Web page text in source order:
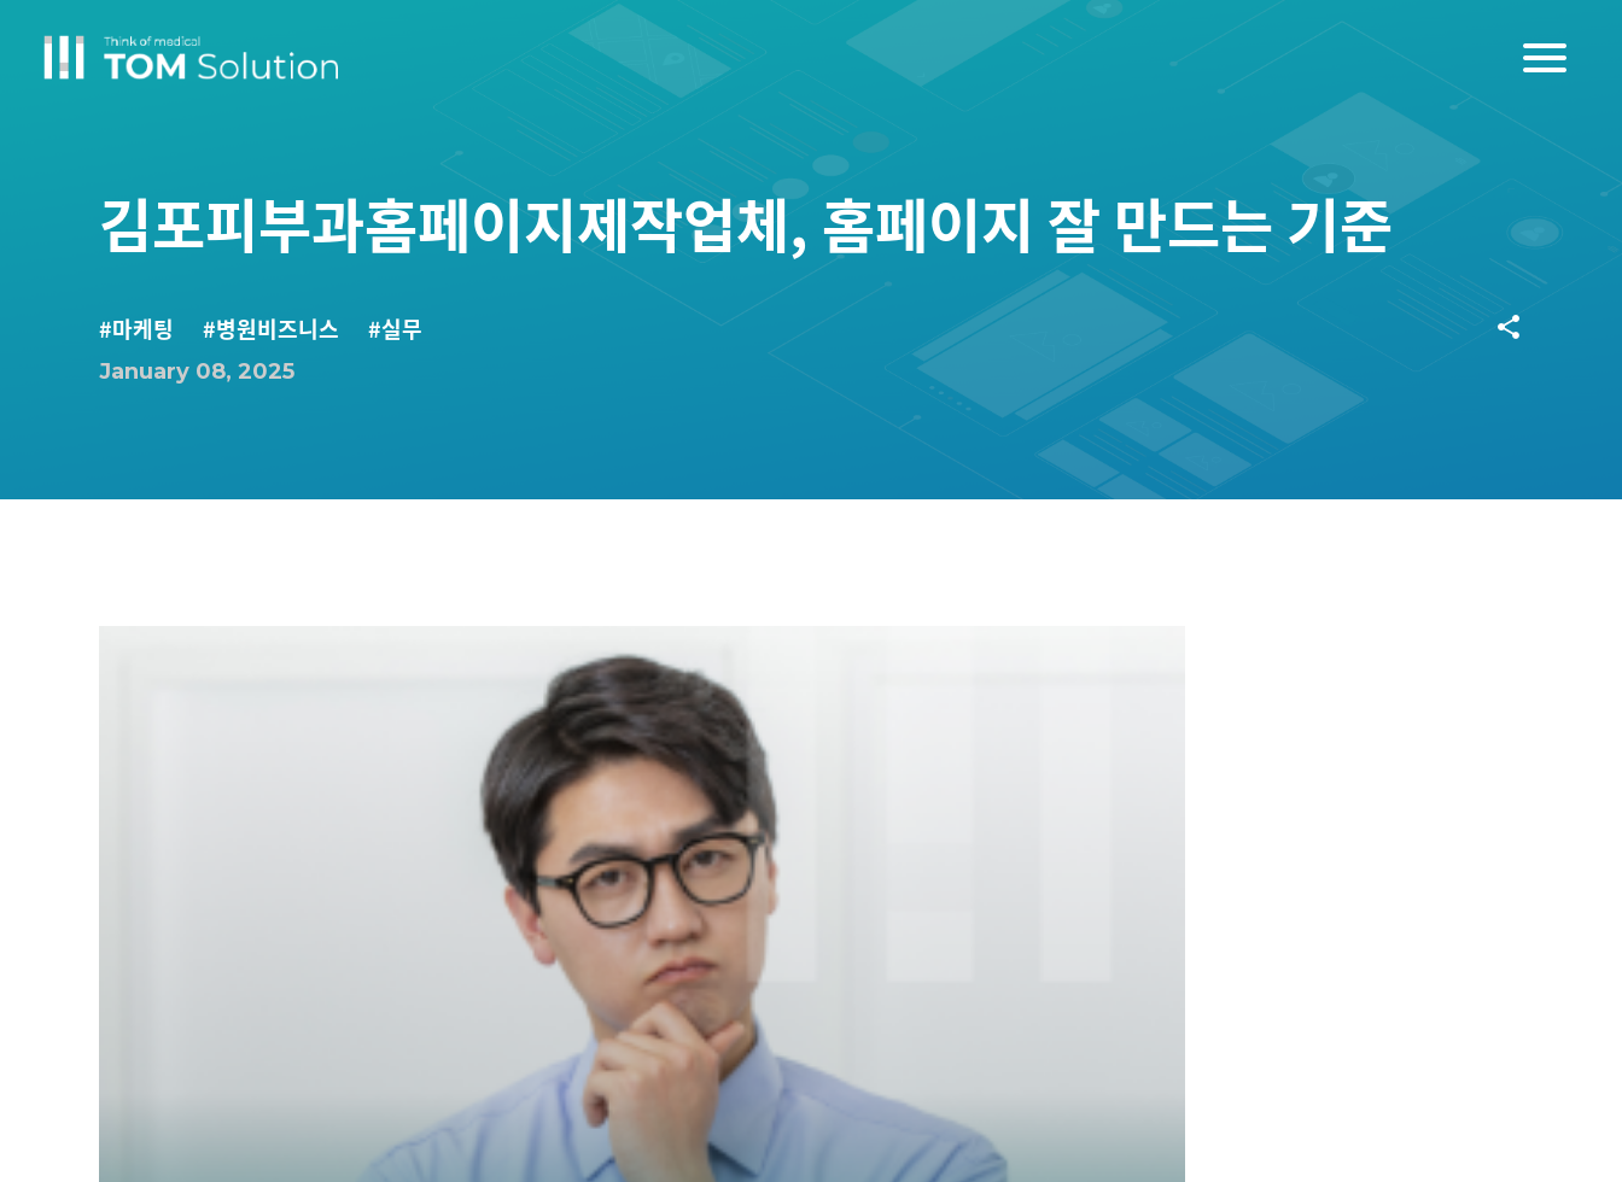
menu
김포피부과홈페이지제작업체, 홈페이지 잘 만드는 기준
#마케팅 #병원비즈니스 #실무
January 08, 2025
share